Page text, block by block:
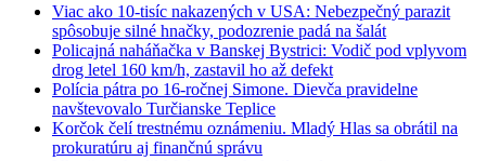
Viac ako 10-tisíc nakazených v USA: Nebezpečný parazit
spôsobuje silné hnačky, podozrenie padá na šalát
Policajná naháňačka v Banskej Bystrici: Vodič pod vplyvom
drog letel 160 km/h, zastavil ho až defekt
Polícia pátra po 16-ročnej Simone. Dievča pravidelne
navštevovalo Turčianske Teplice
Korčok čelí trestnému oznámeniu. Mladý Hlas sa obrátil na
prokuratúru aj finančnú správu